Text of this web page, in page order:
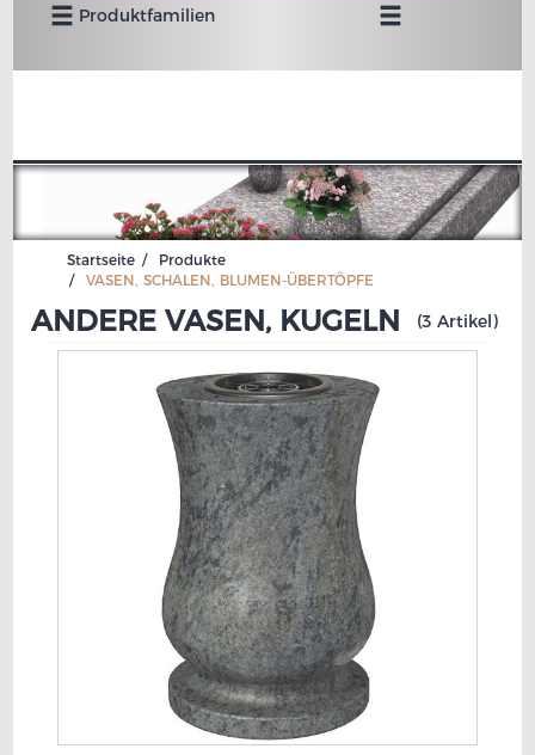
Produktfamilien
Umschalten
Navigation
Startseite
Produkte
VASEN, SCHALEN, BLUMEN-ÜBERTÖPFE
ANDERE VASEN, KUGELN (3 Artikel)